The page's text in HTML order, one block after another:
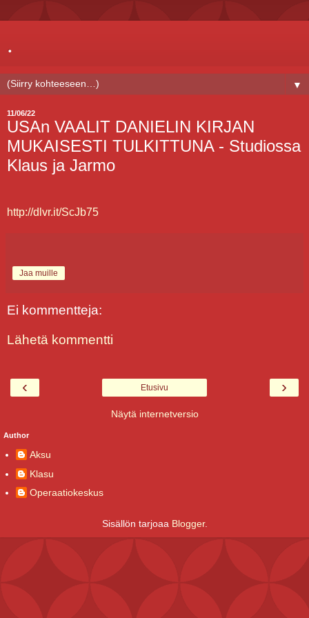
.
▼
11/06/22
USAn VAALIT DANIELIN KIRJAN
MUKAISESTI TULKITTUNA - Studiossa
Klaus ja Jarmo
http://dlvr.it/ScJb75
Jaa muille
Ei kommentteja:
Lähetä kommentti
‹ ›
Etusivu
Näytä internetversio
Author
Aksu
Klasu
Operaatiokeskus
Sisällön tarjoaa Blogger.